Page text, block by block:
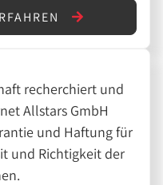
recherchiert und
Allstars GmbH
und Haftung für
und Richtigkeit der